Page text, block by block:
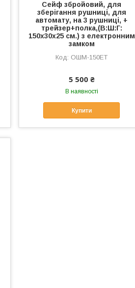
Сейф збройовий, для
зберігання рушниці, для
автомату, на 3 рушниці, +
трейзер+полка,(В:Ш:Г:
150х30х25 см.) з електронним
замком
ОШМ-150ЕТ
5 500 ₴
В наявності
Купити